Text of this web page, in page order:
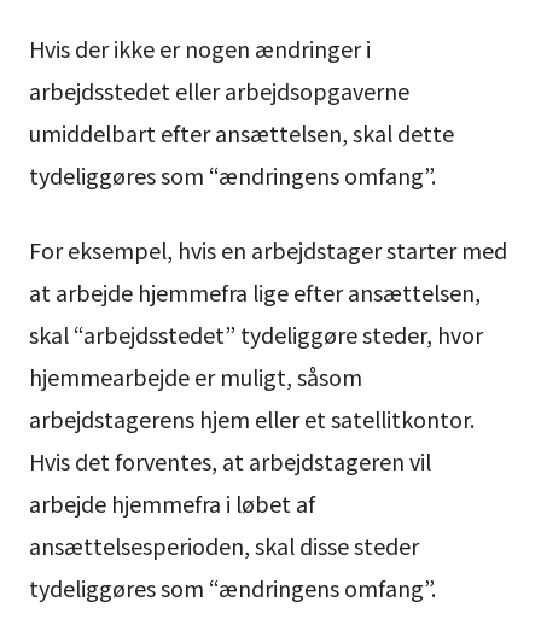
Hvis der ikke er nogen ændringer i
arbejdsstedet eller arbejdsopgaverne
umiddelbart efter ansættelsen, skal dette
tydeliggøres som “ændringens omfang”.
For eksempel, hvis en arbejdstager starter med
at arbejde hjemmefra lige efter ansættelsen,
skal “arbejdsstedet” tydeliggøre steder, hvor
hjemmearbejde er muligt, såsom
arbejdstagerens hjem eller et satellitkontor.
Hvis det forventes, at arbejdstageren vil
arbejde hjemmefra i løbet af
ansættelsesperioden, skal disse steder
tydeliggøres som “ændringens omfang”.